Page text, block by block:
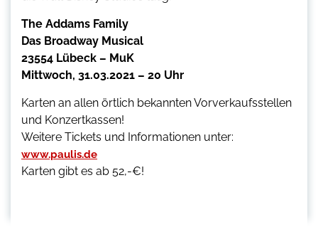
The Addams Family
Das Broadway Musical
23554 Lübeck – MuK
Mittwoch, 31.03.2021 – 20 Uhr
Karten an allen örtlich bekannten Vorverkaufsstellen
und Konzertkassen!
Weitere Tickets und Informationen unter:
www.paulis.de
Karten gibt es ab 52,-€!